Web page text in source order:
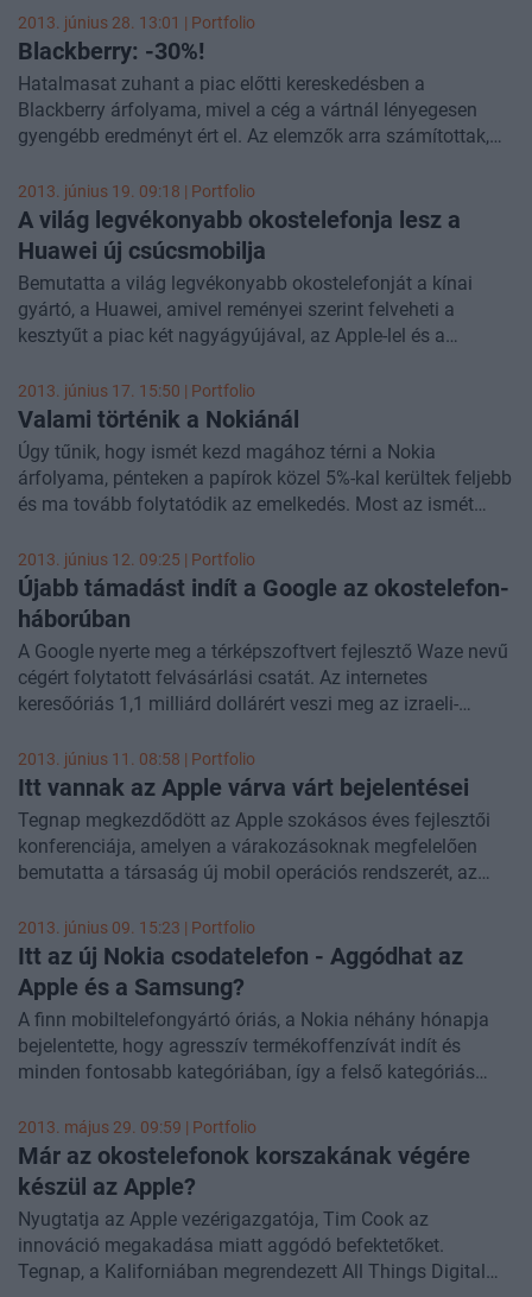
mindenkit foglalkoztatnak. Az olvasói visszajelzések
alapján úgy tűnik, nem csak minket érdekel a téma, egész
sokan gondolhatnak nosztalgikusan korábbi Nokiáikra,
figyelik még mindig a finn gyártóval kapcsolatos híreket és
titokban várnak arra, hogy a Nokia ismét régi fényében
tündököljön. Ezért most egy kis múltidézésre hívjuk az
mobilgyártójának népszerű termékeire. A teljesség igénye
nélkül összeállítottunk egy listát a legjobb Nokiákról. (a
szavazás a cikk alján található)
2013. június 28. 13:01 | Portfolio
Blackberry: -30%!
Hatalmasat zuhant a piac előtti kereskedésben a
Blackberry árfolyama, mivel a cég a vártnál lényegesen
gyengébb eredményt ért el. Az elemzők arra számítottak,
negyedév.
2013. június 19. 09:18 | Portfolio
A világ legvékonyabb okostelefonja lesz a
Huawei új csúcsmobilja
Bemutatta a világ legvékonyabb okostelefonját a kínai
gyártó, a Huawei, amivel reményei szerint felveheti a
kesztyűt a piac két nagyágyújával, az Apple-lel és a
megvásárolható az okostelefon.
2013. június 17. 15:50 | Portfolio
Valami történik a Nokiánál
Úgy tűnik, hogy ismét kezd magához térni a Nokia
árfolyama, pénteken a papírok közel 5%-kal kerültek feljebb
és ma tovább folytatódik az emelkedés. Most az ismét
befektetők bízhatnak a közelgő új csúcsmobilban és a
turnaround-sztoriban is.
2013. június 12. 09:25 | Portfolio
Újabb támadást indít a Google az okostelefon-
háborúban
A Google nyerte meg a térképszoftvert fejlesztő Waze nevű
cégért folytatott felvásárlási csatát. Az internetes
keresőóriás 1,1 milliárd dollárért veszi meg az izraeli-
az Apple is licitált. A Google ezzel is megerősítheti vezető
pozícióját az okostelefonok piacán. Elemzők szerint a
navigációs funkciók lesznek az elsődleges platformjai a
felhasználók számára ahhoz, hogy hozzáférjenek az
információkhoz és a szolgáltatásokhoz, így a kulcsot
jelentik a mobil hirdetési bevételekhez.
2013. június 11. 08:58 | Portfolio
Itt vannak az Apple várva várt bejelentései
Tegnap megkezdődött az Apple szokásos éves fejlesztői
konferenciája, amelyen a várakozásoknak megfelelően
bemutatta a társaság új mobil operációs rendszerét, az
zeneszolgáltatást indít. Az Apple árfolyama Tim Cook
beszédét megelőzően még 1% körüli pluszban tartózkodott,
a nap második felében azonban a romló befektetői
hangulat közepette lefordultak a részvények, a kereskedést
végül 0,7%-os csökkenéssel fejezték be.
2013. június 09. 15:23 | Portfolio
Itt az új Nokia csodatelefon - Aggódhat az
Apple és a Samsung?
A finn mobiltelefongyártó óriás, a Nokia néhány hónapja
bejelentette, hogy agresszív termékoffenzívát indít és
minden fontosabb kategóriában, így a felső kategóriás
legfrissebb hírek szerint a finnek elkészültek az újabb
csúcsmobiljukkal, amelybe elképesztően jó minőségű
kamerát szereltek. A készülék tesztelése állítólag már zajlik,
nemsokára piacra kerülhet az új csodamobil.
2013. május 29. 09:59 | Portfolio
Már az okostelefonok korszakának végére
készül az Apple?
Nyugtatja az Apple vezérigazgatója, Tim Cook az
innováció megakadása miatt aggódó befektetőket.
Tegnap, a Kaliforniában megrendezett All Things Digital